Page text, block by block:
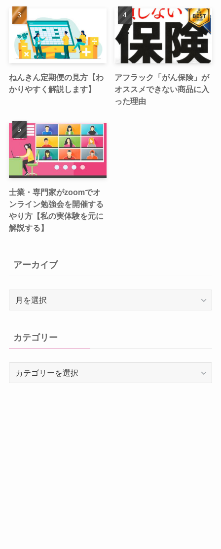
ねんきん定期便の見方【わ
かりやすく解説します】
アフラック「がん保険」が
オススメできない商品に入
った理由
士業・専門家がzoomでオ
ンライン勉強会を開催する
やり方【私の実体験を元に
解説する】
アーカイブ
ブ
カテゴリー